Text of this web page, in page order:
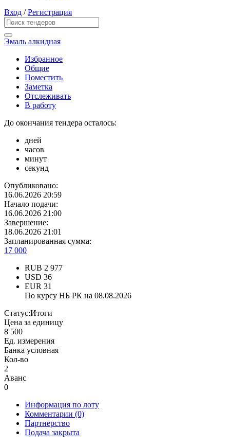
Вход /Регистрация
Эмаль алкидная
Избранное
Общие
Поместить
Заметка
Отслеживать
В работу
До окончания тендера осталось:
дней
часов
минут
секунд
Опубликовано:
16.06.2026 20:59
Начало подачи:
16.06.2026 21:00
Завершение:
18.06.2026 21:01
Запланированная сумма:
17 000
RUB 2 977
USD 36
EUR 31
По курсу НБ РК на 08.08.2026
Статус:Итоги
Цена за единицу
8 500
Ед. измерения
Банка условная
Кол-во
2
Аванс
0
Информация по лоту
Комментарии (0)
Партнерство
Подача закрыта